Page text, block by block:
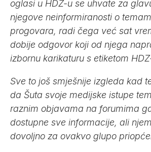
oglasi u HDZ-u se uhvate za
njegove neinformiranosti o
progovara, radi čega već sat
dobije odgovor koji od njega
izbornu karikaturu s etiketom
Sve to još smješnije izgleda kad
da Šuta svoje medijske istupe
raznim objavama na forumima
dostupne sve informacije, ali
dovoljno za ovakvo glupo